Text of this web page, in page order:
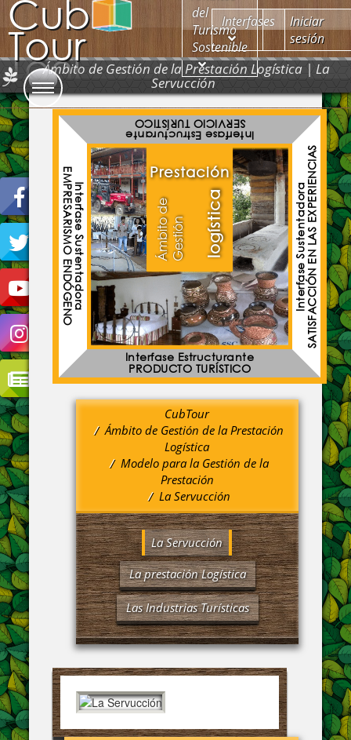
Cub
Tour
del
Turismo
Sostenible
Interfases
Iniciar
sesión
Ámbito de Gestión de la Prestación Logística | La
Servucción
Á
m
b
i
to
d
e
G
e
s
t
i
ón
Prestación
logística
Interfase Estructurante
SERVICIO TURÍSTICO
Interfase Estructurante
PRODUCTO TURÍSTICO
Interfase Sustentadora
EMPRESARISMO ENDÓGENO Interfase SustentadoraSATISFACCIÓN EN LAS EXPERIENCIAS
CubTour
Ámbito de Gestión de la Prestación
Logística
Modelo para la Gestión de la
Prestación
La Servucción
La Servucción
La prestación Logística
Las Industrias Turísticas